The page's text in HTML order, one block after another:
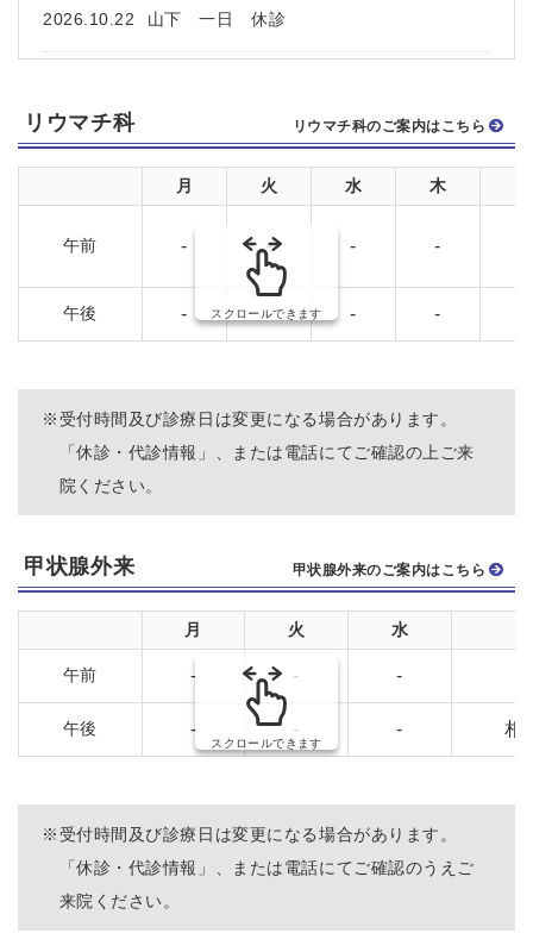
2026.10.22 山下 一日 休診
リウマチ科 リウマチ科のご案内はこちら
月 火 水 木
午前 - - - -
午後 - - - -
スクロールできます
※受付時間及び診療日は変更になる場合があります。
「休診・代診情報」、または電話にてご確認の上ご来
院ください。
甲状腺外来 甲状腺外来のご案内はこちら
月 火 水
午前 - - -
午後 - - - 相
スクロールできます
※受付時間及び診療日は変更になる場合があります。
「休診・代診情報」、または電話にてご確認のうえご
来院ください。